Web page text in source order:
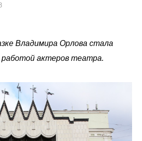
Владимира Орлова стала
актеров театра.